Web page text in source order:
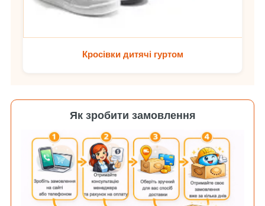
Кросівки дитячі гуртом
Як зробити замовлення